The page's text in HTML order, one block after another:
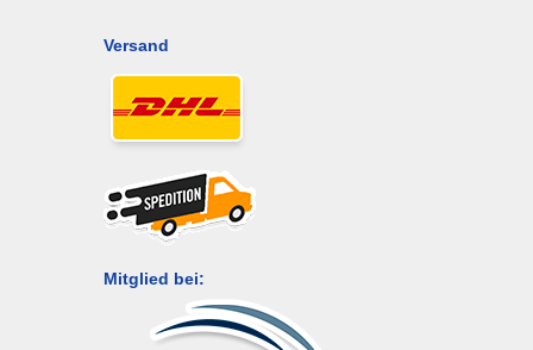
Versand
Mitglied bei: